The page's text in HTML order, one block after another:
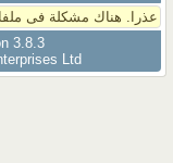
عذرا. هناك مشكلة فى
3.8.3
Ltd.